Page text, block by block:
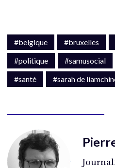
#belgique #bruxelles
#politique
#samusocial
#santé
#sarah de